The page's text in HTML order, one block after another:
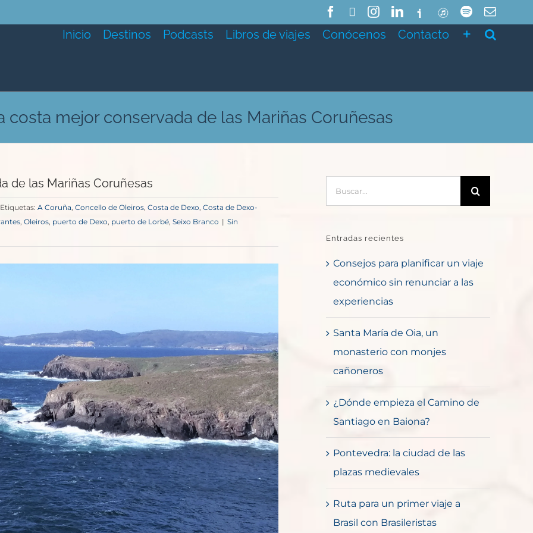
FacebookInstagramLinkedIn
IvooxITunesSpotifyCorreo
Inicio Destinos Podcasts Libros de viajes Conócenos Contacto
costa mejor conservada de las Mariñas Coruñesas
de las Mariñas Coruñesas
Etiquetas: A Coruña, Concello de Oleiros, Costa de Dexo, Costa de Dexo-
, Oleiros, puerto de Dexo, puerto de Lorbé, Seixo Branco | Sin
Entradas recientes
Consejos para planificar un viaje
económico sin renunciar a las
experiencias
Santa María de Oia, un
monasterio con monjes
cañoneros
¿Dónde empieza el Camino de
Santiago en Baiona?
Pontevedra: la ciudad de las
plazas medievales
Ruta para un primer viaje a
Brasil con Brasileristas